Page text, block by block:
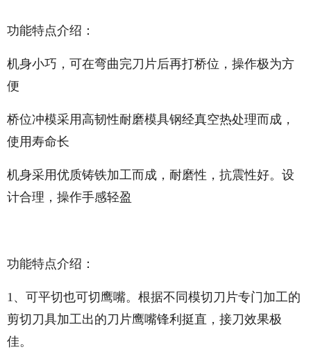
功能特点介绍：
机身小巧，可在弯曲完刀片后再打桥位，操作极为方
便
桥位冲模采用高韧性耐磨模具钢经真空热处理而成，
使用寿命长
机身采用优质铸铁加工而成，耐磨性，抗震性好。设
计合理，操作手感轻盈
功能特点介绍：
1、可平切也可切鹰嘴。根据不同模切刀片专门加工的
剪切刀具加工出的刀片鹰嘴锋利挺直，接刀效果极
佳。